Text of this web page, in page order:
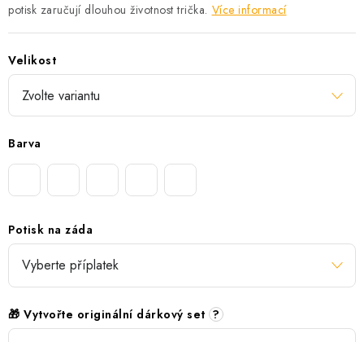
potisk zaručují dlouhou životnost trička. Více informací
Velikost
Barva
Potisk na záda
🎁 Vytvořte originální dárkový set ?